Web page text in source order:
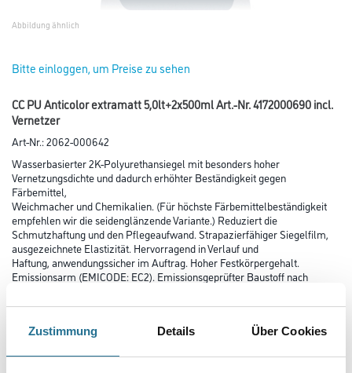
Zustimmung Details Über Cookies
Abbildung ähnlich
Bitte einloggen, um Preise zu sehen
CC PU Anticolor extramatt 5,0lt+2x500ml Art.-Nr. 4172000690 incl.
Vernetzer
Art-Nr.:2062-000642
Wasserbasierter 2K-Polyurethansiegel mit besonders hoher
Vernetzungsdichte und dadurch erhöhter Beständigkeit gegen
Färbemittel,
Weichmacher und Chemikalien. (Für höchste Färbemittelbeständigkeit
empfehlen wir die seidenglänzende Variante.) Reduziert die
Schmutzhaftung und den Pflegeaufwand. Strapazierfähiger Siegelfilm,
ausgezeichnete Elastizität. Hervorragend in Verlauf und
Haftung, anwendungssicher im Auftrag. Hoher Festkörpergehalt.
Emissionsarm (EMICODE: EC2). Emissionsgeprüfter Baustoff nach
Farbtonbezeichnung: